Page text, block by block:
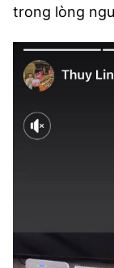
trong lòng